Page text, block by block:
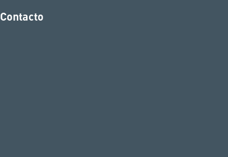
Contacto